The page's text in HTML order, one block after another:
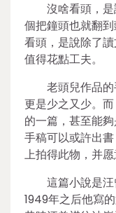
沒啥看頭，
個把鐘頭也就翻
看頭，是說除了
值得花點工夫。
老頭兒作品
更是少之又少。
的一篇，甚至能
手稿可以或許出
上拍得此物，并愿
這篇小說是
1949年之后他寫